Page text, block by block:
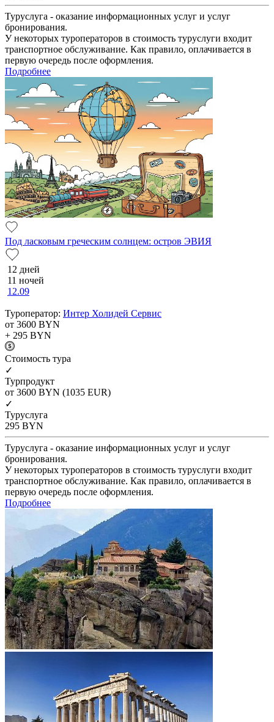
Туруслуга - оказание информационных услуг и услуг
бронирования.
У некоторых туроператоров в стоимость туруслуги входит
транспортное обслуживание. Как правило, оплачивается в
первую очередь после оформления.
Подробнее
Под ласковым греческим солнцем: остров ЭВИЯ
12 дней
11 ночей
12.09
Туроператор: Интер Холидей Сервис
от 3600 BYN
+ 295 BYN
Cтоимость тура
✓
Турпродукт
от 3600 BYN (1035 EUR)
✓
Туруслуга
295 BYN
Туруслуга - оказание информационных услуг и услуг
бронирования.
У некоторых туроператоров в стоимость туруслуги входит
транспортное обслуживание. Как правило, оплачивается в
первую очередь после оформления.
Подробнее